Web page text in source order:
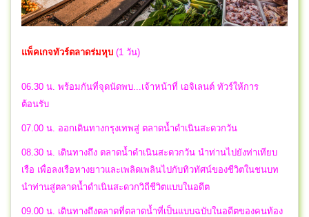
แพ็คเกจทัวร์ตลาดร่มหุบ (1 วัน)
06.30 น. พร้อมกันที่จุดนัดพบ...เจ้าหน้าที่ เอจิเลนต์ ทัวร์ให้การ
ต้อนรับ
07.00 น. ออกเดินทางกรุงเทพสู่ ตลาดน้ำดำเนินสะดวกวัน
08.30 น. เดินทางถึง ตลาดน้ำดำเนินสะดวกวัน นำท่านไปยังท่าเทียบ
เรือ เพื่อลงเรือหางยาวและเพลิดเพลินไปกับทิวทัศน์ของชีวิตในชนบท
นำท่านสู่ตลาดน้ำดำเนินสะดวกวิถีชีวิตแบบในอดีต
09.00 น. เดินทางถึงตลาดที่ตลาดน้ำที่เป็นแบบฉบับในอดีตของคนท้อง